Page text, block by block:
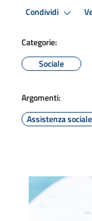
Condividi
Categorie:
Sociale
Argomenti:
Assistenza sociale